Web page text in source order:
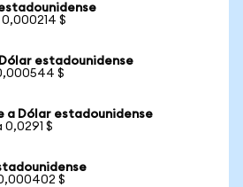
0,000214 $
estadounidense
$
a Dólar estadounidense
0,0291 $
$